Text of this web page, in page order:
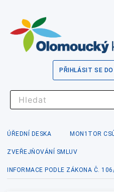
PŘIHLÁSIT SE
ÚŘEDNÍ DESKA MON1TOR
ZVEŘEJŇOVÁNÍ SMLUV
INFORMACE PODLE ZÁKONA Č.